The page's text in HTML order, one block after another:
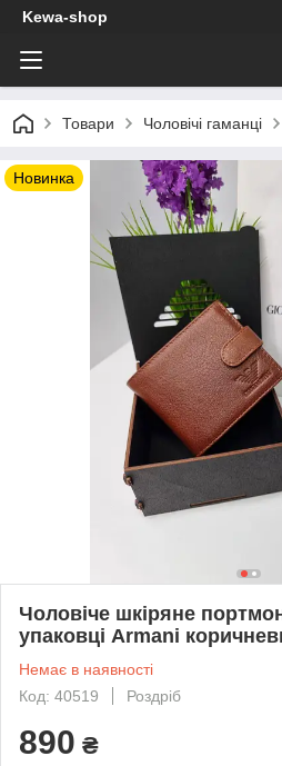
Kewa-shop
Товари Чоловічі гаманці
Новинка
Чоловіче шкіряне
упаковці Armani
Немає в наявності
Код: 40519
Роздріб
890 ₴